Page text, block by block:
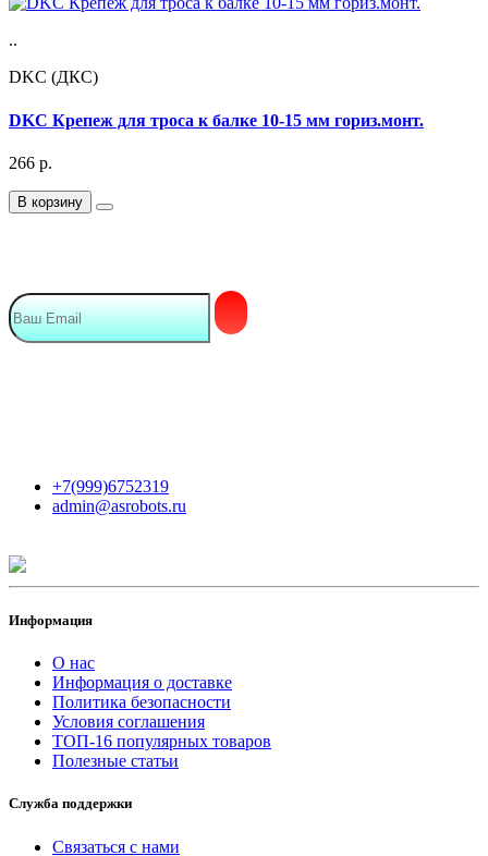
..
DKC (ДКС)
DKC Крепеж для троса к балке 10-15 мм гориз.монт.
266 р.
В корзину
+7(999)6752319
admin@asrobots.ru
Информация
О нас
Информация о доставке
Политика безопасности
Условия соглашения
ТОП-16 популярных товаров
Полезные статьи
Служба поддержки
Связаться с нами